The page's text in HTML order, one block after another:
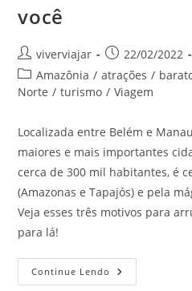
você
Autor
do
post:
viverviajar
Post
publicado:
22/02/2022
Categoria
do
Amazônia / atrações /
Norte / turismo / Viagem
Localizada entre Belém e
maiores e mais importantes
cerca de 300 mil habitantes, é
(Amazonas e Tapajós) e pela
Veja esses três motivos para
para lá!
Continue Lendo Santarém
É